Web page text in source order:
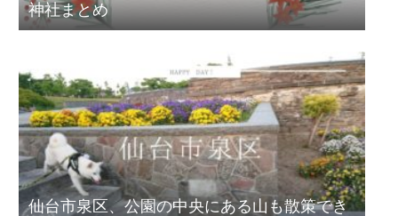
神社まとめ
仙台市泉区、公園の中央にある山も散策でき